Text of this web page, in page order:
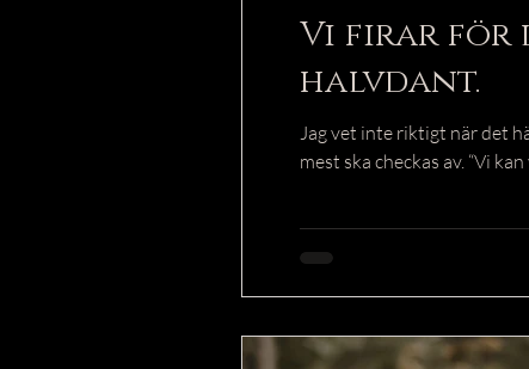
Vi firar för
halvdant.
Jag vet inte riktigt när det
mest ska checkas av. “Vi